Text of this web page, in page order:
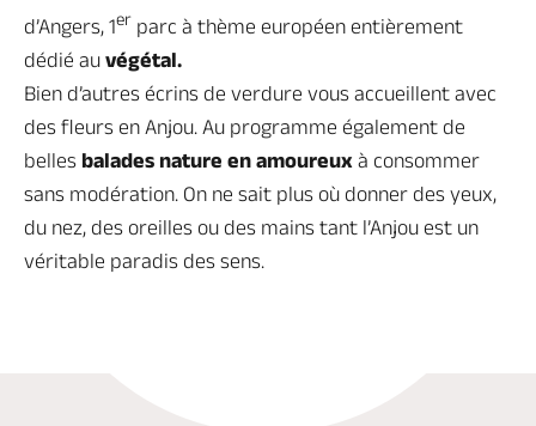
d’Angers, 1er parc à thème européen entièrement
dédié au végétal.
Bien d’autres écrins de verdure vous accueillent avec
des fleurs en Anjou. Au programme également de
belles balades nature en amoureux à consommer
sans modération. On ne sait plus où donner des yeux,
du nez, des oreilles ou des mains tant l’Anjou est un
véritable paradis des sens.